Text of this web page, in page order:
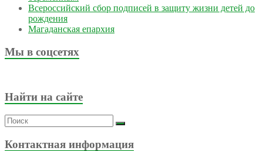
Всероссийский сбор подписей в защиту жизни детей до
рождения
Магаданская епархия
Мы в соцсетях
Найти на сайте
Контактная информация